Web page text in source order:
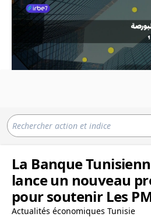
La Banque
lance un nouveau
pour soutenir Les
Actualités économiques Tunisie